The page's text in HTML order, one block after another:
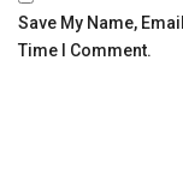
Save My Name,
Time I Comment.